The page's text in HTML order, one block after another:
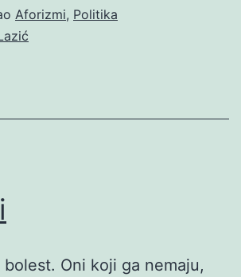
Aforizmi, Politika
Oni koji ga nemaju,